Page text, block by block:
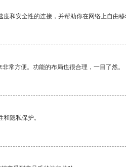
和安全性的连接，并帮助你在网络上自由移
常方便。功能的布局也很合理，一目了然。
隐私保护。